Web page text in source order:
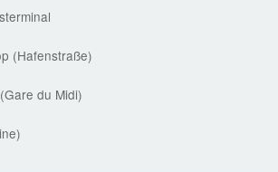
(Hafenstraße)
du Midi)